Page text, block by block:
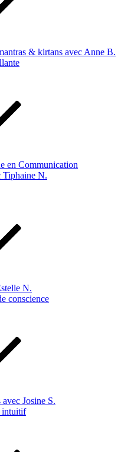
& kirtans avec Anne B.
en Communication
Tiphaine N.
N.
conscience
Josine S.
intuitif